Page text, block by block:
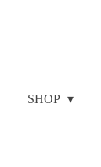
SHOP